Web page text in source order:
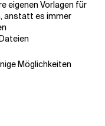
eigenen Vorlagen für
anstatt es immer
Möglichkeiten